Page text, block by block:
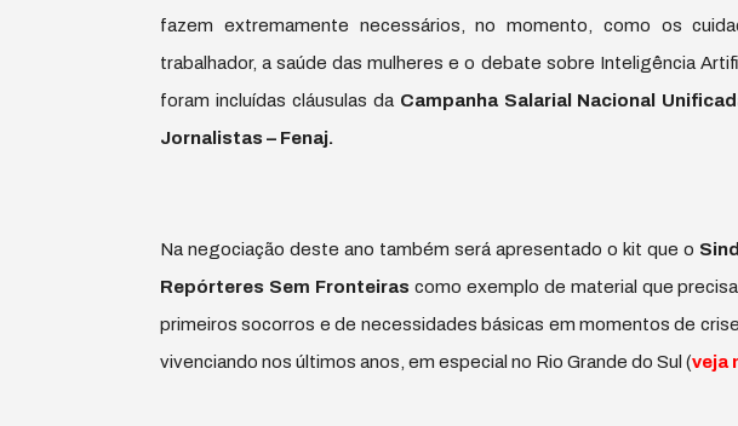
fazem extremamente necessários, no momento, como os
trabalhador, a saúde das mulheres e o debate sobre Inteligência
foram incluídas cláusulas da Campanha Salarial Nacional
Jornalistas – Fenaj.
Na negociação deste ano também será apresentado o kit que o
Repórteres Sem Fronteiras como exemplo de material que
primeiros socorros e de necessidades básicas em momentos de
vivenciando nos últimos anos, em especial no Rio Grande do Sul (veja